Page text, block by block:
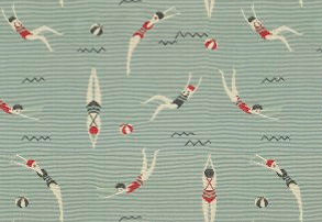
Grafische
Bezugsstoffe:
aus den